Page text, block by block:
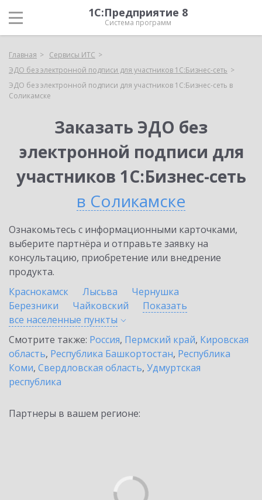
1С:Предприятие 8
Система программ
Главная
Сервисы ИТС
ЭДО без электронной подписи для участников 1С:Бизнес-сеть
ЭДО без электронной подписи для участников 1С:Бизнес-сеть в
Соликамске
Заказать ЭДО без
электронной подписи для
участников 1С:Бизнес-сеть
в Соликамске
Ознакомьтесь с информационными карточками,
выберите партнёра и отправьте заявку на
консультацию, приобретение или внедрение
продукта.
Краснокамск
Лысьва
Чернушка
Березники
Чайковский
Показать
все населенные пункты
Смотрите также: Россия, Пермский край, Кировская
область, Республика Башкортостан, Республика
Коми, Свердловская область, Удмуртская
республика
Партнеры в вашем регионе: